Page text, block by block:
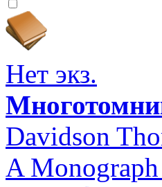
Нет экз.
Davidson
A